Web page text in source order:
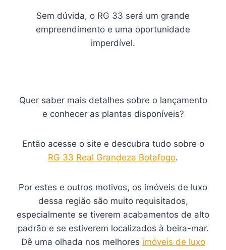
Sem dúvida, o RG 33 será um grande
empreendimento e uma oportunidade
imperdível.
Quer saber mais detalhes sobre o lançamento
e conhecer as plantas disponíveis?
Então acesse o site e descubra tudo sobre o
RG 33 Real Grandeza Botafogo.
Por estes e outros motivos, os imóveis de luxo
dessa região são muito requisitados,
especialmente se tiverem acabamentos de alto
padrão e se estiverem localizados à beira-mar.
Dê uma olhada nos melhores imóveis de luxo